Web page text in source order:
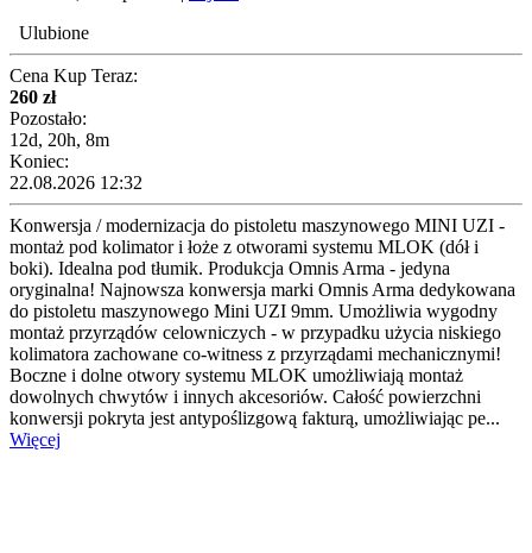
Ulubione
Cena Kup Teraz:
260 zł
Pozostało:
12d, 20h, 8m
Koniec:
22.08.2026 12:32
Konwersja / modernizacja do pistoletu maszynowego MINI UZI -
montaż pod kolimator i łoże z otworami systemu MLOK (dół i
boki). Idealna pod tłumik. Produkcja Omnis Arma - jedyna
oryginalna! Najnowsza konwersja marki Omnis Arma dedykowana
do pistoletu maszynowego Mini UZI 9mm. Umożliwia wygodny
montaż przyrządów celowniczych - w przypadku użycia niskiego
kolimatora zachowane co-witness z przyrządami mechanicznymi!
Boczne i dolne otwory systemu MLOK umożliwiają montaż
dowolnych chwytów i innych akcesoriów. Całość powierzchni
konwersji pokryta jest antypoślizgową fakturą, umożliwiając pe...
Więcej